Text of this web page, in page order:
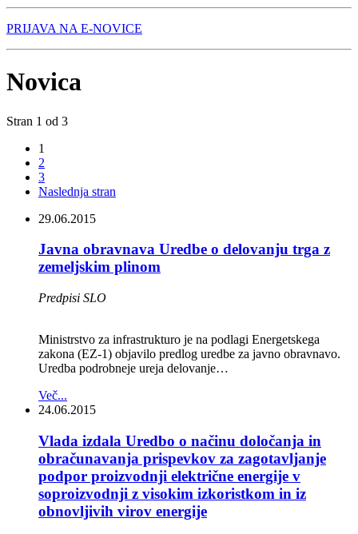
PRIJAVA NA E-NOVICE
Novica
Stran 1 od 3
1
2
3
Naslednja stran
29.06.2015
Javna obravnava Uredbe o delovanju trga z
zemeljskim plinom
Predpisi SLO
Ministrstvo za infrastrukturo je na podlagi Energetskega
zakona (EZ-1) objavilo predlog uredbe za javno obravnavo.
Uredba podrobneje ureja delovanje…
Več...
24.06.2015
Vlada izdala Uredbo o načinu določanja in
obračunavanja prispevkov za zagotavljanje
podpor proizvodnji električne energije v
soproizvodnji z visokim izkoristkom in iz
obnovljivih virov energije